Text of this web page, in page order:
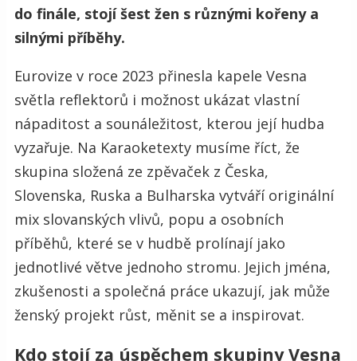
do finále, stojí šest žen s různými kořeny a
silnými příběhy.
Eurovize v roce 2023 přinesla kapele Vesna
světla reflektorů i možnost ukázat vlastní
nápaditost a sounáležitost, kterou její hudba
vyzařuje. Na Karaoketexty musíme říct, že
skupina složená ze zpěvaček z Česka,
Slovenska, Ruska a Bulharska vytváří originální
mix slovanských vlivů, popu a osobních
příběhů, které se v hudbě prolínají jako
jednotlivé větve jednoho stromu. Jejich jména,
zkušenosti a společná práce ukazují, jak může
ženský projekt růst, měnit se a inspirovat.
Kdo stojí za úspěchem skupiny Vesna